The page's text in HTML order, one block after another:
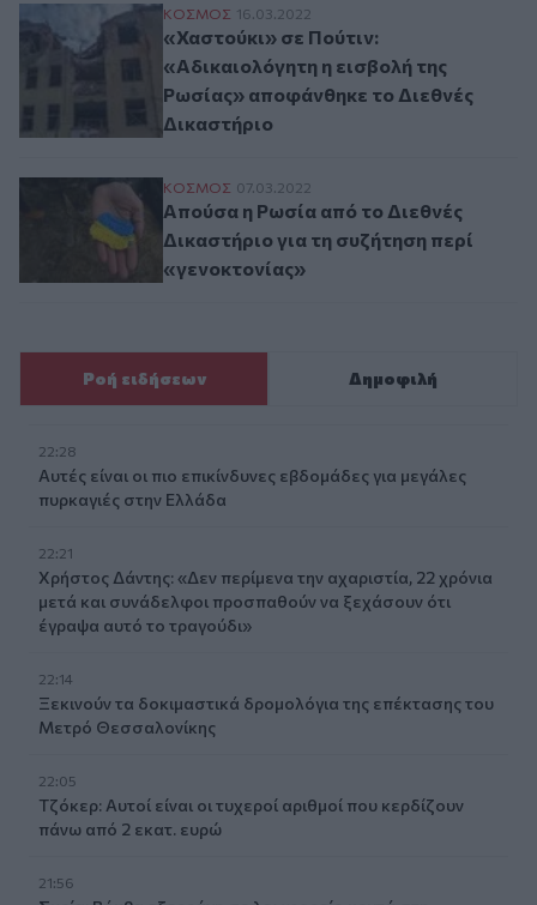
«Χαστούκι» σε Πούτιν: «Αδικαιολόγητη
ΚΟΣΜΟΣ 16.03.2022
«Χαστούκι» σε Πούτιν:
«Αδικαιολόγητη η εισβολή της
Ρωσίας» αποφάνθηκε το Διεθνές
Δικαστήριο
Απούσα η Ρωσία από το Διεθνές
ΚΟΣΜΟΣ 07.03.2022
Απούσα η Ρωσία από το Διεθνές
Δικαστήριο για τη συζήτηση περί
«γενοκτονίας»
Ροή ειδήσεων Δημοφιλή
22:28
Αυτές είναι οι πιο επικίνδυνες εβδομάδες για μεγάλες
πυρκαγιές στην Ελλάδα
22:21
Χρήστος Δάντης: «Δεν περίμενα την αχαριστία, 22 χρόνια
μετά και συνάδελφοι προσπαθούν να ξεχάσουν ότι
έγραψα αυτό το τραγούδι»
22:14
Ξεκινούν τα δοκιμαστικά δρομολόγια της επέκτασης του
Μετρό Θεσσαλονίκης
22:05
Τζόκερ: Αυτοί είναι οι τυχεροί αριθμοί που κερδίζουν
πάνω από 2 εκατ. ευρώ
21:56